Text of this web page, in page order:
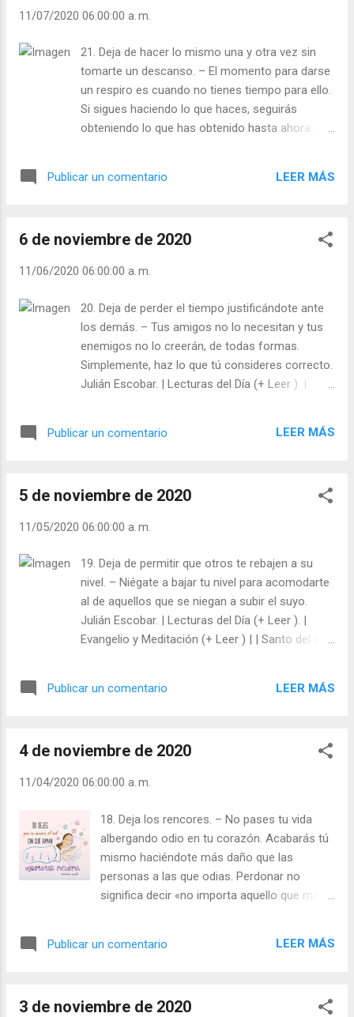
11/07/2020 06:00:00 a. m.
21. Deja de hacer lo mismo una y otra vez sin
tomarte un descanso. – El momento para darse
un respiro es cuando no tienes tiempo para ello.
Si sigues haciendo lo que haces, seguirás
obteniendo lo que has obtenido hasta ahora. A
del Día (+ Leer ). | Evangelio y Meditación (+ Leer
Publicar un comentario LEER MÁS
6 de noviembre de 2020
11/06/2020 06:00:00 a. m.
20. Deja de perder el tiempo justificándote ante
los demás. – Tus amigos no lo necesitan y tus
enemigos no lo creerán, de todas formas.
Simplemente, haz lo que tú consideres correcto.
Julián Escobar. | Lecturas del Día (+ Leer ). |
Publicar un comentario LEER MÁS
5 de noviembre de 2020
11/05/2020 06:00:00 a. m.
19. Deja de permitir que otros te rebajen a su
nivel. – Niégate a bajar tu nivel para acomodarte
al de aquellos que se niegan a subir el suyo.
Julián Escobar. | Lecturas del Día (+ Leer ). |
Evangelio y Meditación (+ Leer ) | | Santo del día
Publicar un comentario LEER MÁS
4 de noviembre de 2020
11/04/2020 06:00:00 a. m.
18. Deja los rencores. – No pases tu vida
albergando odio en tu corazón. Acabarás tú
mismo haciéndote más daño que las
personas a las que odias. Perdonar no
significa decir «no importa aquello que me
El perdón es la respuesta… déjalo, encuentra
a ti mismo. Si tienes que hacerlo, perdónate
Publicar un comentario LEER MÁS
3 de noviembre de 2020